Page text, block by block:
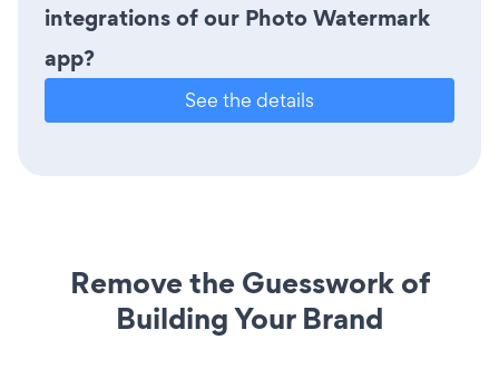
integrations of our Photo Watermark
app?
See the details
Remove the Guesswork of
Building Your Brand